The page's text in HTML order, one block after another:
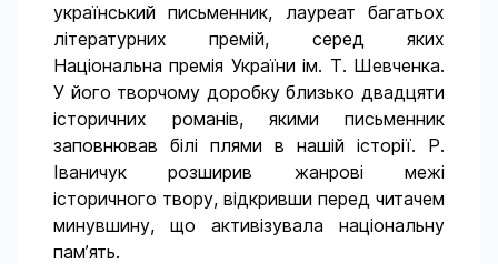
український письменник, лауреат багатьох
літературних премій, серед яких
Національна премія України ім. Т. Шевченка.
У його творчому доробку близько двадцяти
історичних романів, якими письменник
заповнював білі плями в нашій історії. Р.
Іваничук розширив жанрові межі
історичного твору, відкривши перед читачем
минувшину, що активізувала національну
пам’ять.